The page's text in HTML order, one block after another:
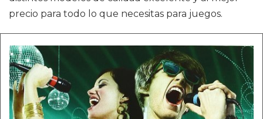
precio para todo lo que necesitas para juegos.